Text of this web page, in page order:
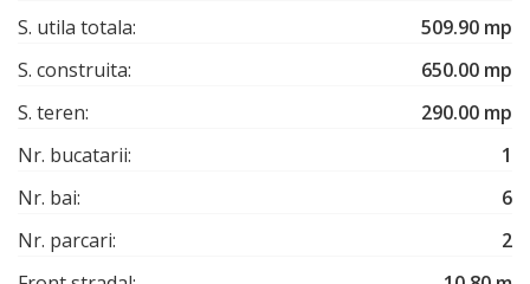
S. utila totala:
509.90 mp
S. construita:
650.00 mp
S. teren:
290.00 mp
Nr. bucatarii:
1
Nr. bai:
6
Nr. parcari:
2